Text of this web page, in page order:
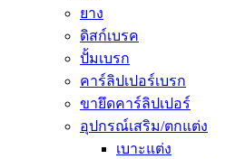
ยาง
ดิสก์เบรค
ปั้มเบรก
คาร์ลิปเปอร์เบรก
ขายึดคาร์ลิปเปอร์
อุปกรณ์เสริม/ตกแต่ง
เบาะแต่ง